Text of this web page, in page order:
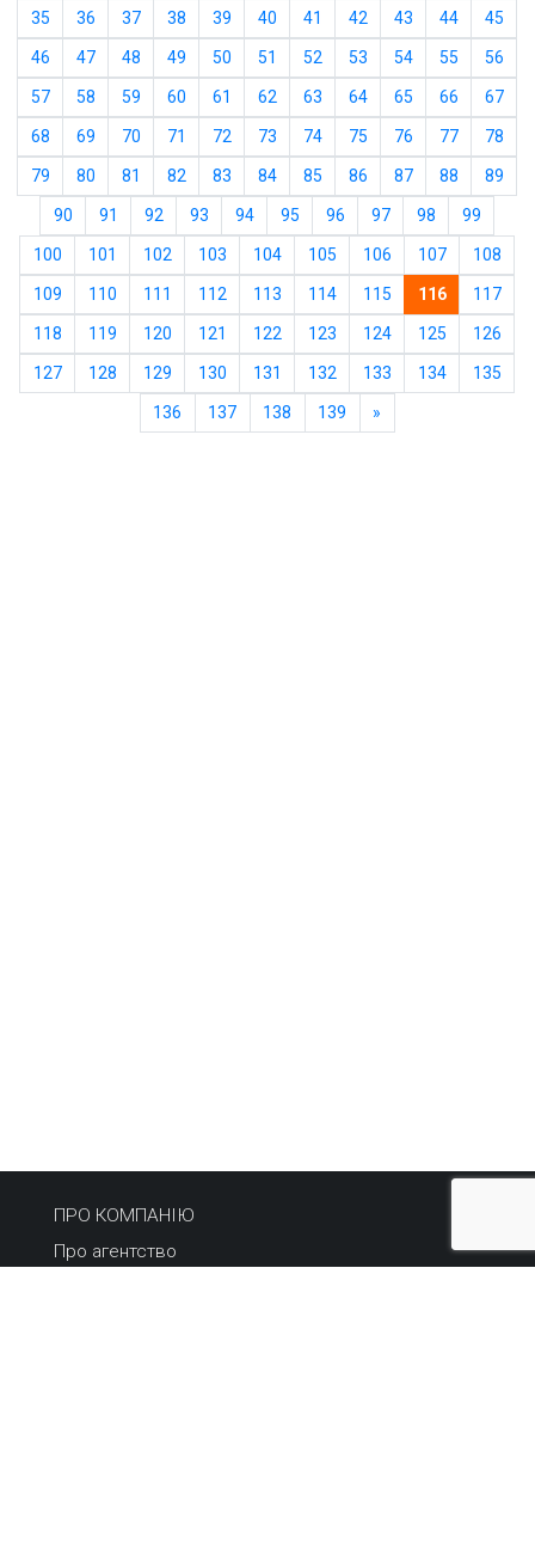
35 36 37 38 39 40 41 42 43 44 45
46 47 48 49 50 51 52 53 54 55 56
57 58 59 60 61 62 63 64 65 66 67
68 69 70 71 72 73 74 75 76 77 78
79 80 81 82 83 84 85 86 87 88 89
90 91 92 93 94 95 96 97 98 99
100 101 102 103 104 105 106 107 108
109 110 111 112 113 114 115 116 117
118 119 120 121 122 123 124 125 126
127 128 129 130 131 132 133 134 135
136 137 138 139 »
ПРО КОМПАНІЮ
Про агентство